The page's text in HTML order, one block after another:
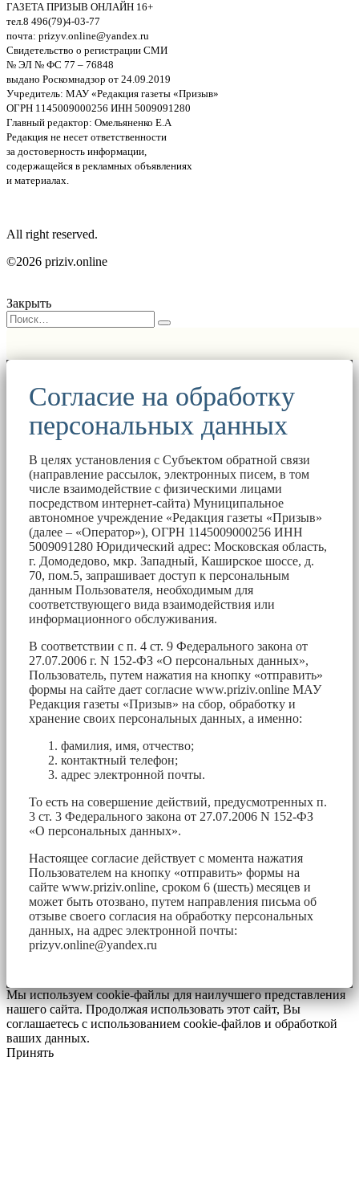
ГАЗЕТА ПРИЗЫВ ОНЛАЙН 16+
тел.8 496(79)4-03-77
почта: prizyv.online@yandex.ru
Свидетельство о регистрации СМИ
№ ЭЛ № ФС 77 – 76848
выдано Роскомнадзор от 24.09.2019
Учредитель: МАУ «Редакция газеты «Призыв»
ОГРН 1145009000256 ИНН 5009091280
Главный редактор: Омельяненко Е.А
Редакция не несет ответственности
за достоверность информации,
содержащейся в рекламных объявлениях
и материалах.
All right reserved.
©2026 priziv.online
Закрыть
Согласие на обработку
персональных данных
В целях установления с Субъектом обратной связи
(направление рассылок, электронных писем, в том
числе взаимодействие с физическими лицами
посредством интернет-сайта) Муниципальное
автономное учреждение «Редакция газеты «Призыв»
(далее – «Оператор»), ОГРН 1145009000256 ИНН
5009091280 Юридический адрес: Московская область,
г. Домодедово, мкр. Западный, Каширское шоссе, д.
70, пом.5, запрашивает доступ к персональным
данным Пользователя, необходимым для
соответствующего вида взаимодействия или
информационного обслуживания.
В соответствии с п. 4 ст. 9 Федерального закона от
27.07.2006 г. N 152-ФЗ «О персональных данных»,
Пользователь, путем нажатия на кнопку «отправить»
формы на сайте дает согласие www.priziv.online МАУ
Редакция газеты «Призыв» на сбор, обработку и
хранение своих персональных данных, а именно:
фамилия, имя, отчество;
контактный телефон;
адрес электронной почты.
То есть на совершение действий, предусмотренных п.
3 ст. 3 Федерального закона от 27.07.2006 N 152-ФЗ
«О персональных данных».
Настоящее согласие действует с момента нажатия
Пользователем на кнопку «отправить» формы на
сайте www.priziv.online, сроком 6 (шесть) месяцев и
может быть отозвано, путем направления письма об
отзыве своего согласия на обработку персональных
данных, на адрес электронной почты:
prizyv.online@yandex.ru
Мы используем cookie-файлы для наилучшего представления
нашего сайта. Продолжая использовать этот сайт, Вы
соглашаетесь с использованием cookie-файлов и обработкой
ваших данных.
Принять